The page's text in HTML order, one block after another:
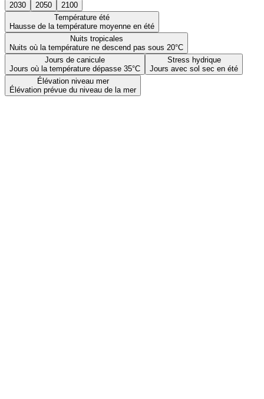
2030 2050
2100
Température été
Hausse de la température moyenne en été
Nuits tropicales
Nuits où la température ne descend pas sous 20°C
Jours de canicule
Jours où la température dépasse 35°C
Stress hydrique
Jours avec sol sec en été
Élévation niveau mer
Élévation prévue du niveau de la mer